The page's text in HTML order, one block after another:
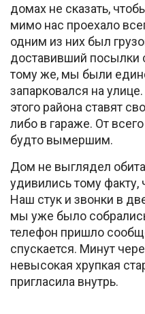
домах не сказать,
мимо нас проехало
одним из них был
доставивший посылки
тому же, мы были
запарковался на
этого района ставят
либо в гараже. От
будто вымершим.
Дом не выглядел
удивились тому факту,
Наш стук и звонки в
мы уже было
телефон пришло
спускается. Минут
невысокая хрупкая
пригласила внутрь.